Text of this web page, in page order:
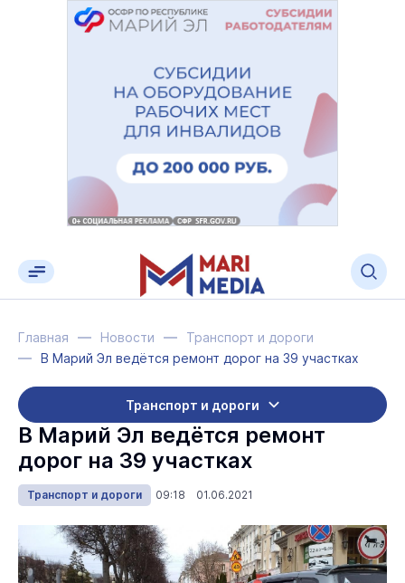
Главная Новости
Транспорт и дороги
В Марий Эл ведётся ремонт дорог на 39 участках
Транспорт и дороги
В Марий Эл ведётся ремонт
дорог на 39 участках
Транспорт и дороги 09:18 01.06.2021